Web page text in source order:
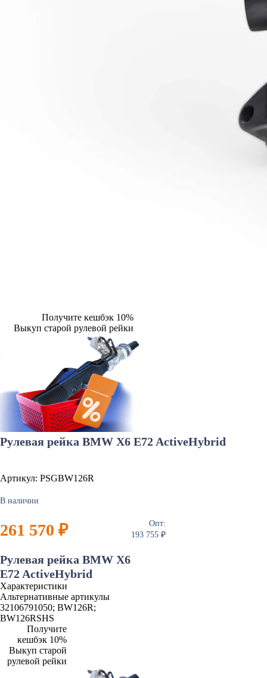
Получите кешбэк 10%
Выкуп старой рулевой рейки
Рулевая рейка BMW X6 E72 ActiveHybrid
Артикул: PSGBW126R
В наличии
261 570 ₽
Опт:
193 755 ₽
Рулевая рейка BMW X6
E72 ActiveHybrid
Характеристики
Альтернативные артикулы
32106791050; BW126R;
BW126RSHS
Получите
кешбэк 10%
Выкуп старой
рулевой рейки